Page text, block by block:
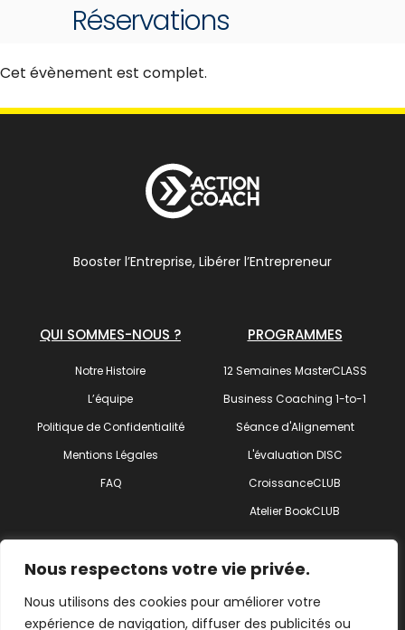
Nous respectons votre vie privée.
Nous utilisons des cookies pour améliorer votre
expérience de navigation, diffuser des publicités ou
Réservations
Cet évènement est complet.
Booster l’Entreprise, Libérer l’Entrepreneur
QUI SOMMES-NOUS ?
Notre Histoire
L’équipe
Politique de Confidentialité
Mentions Légales
FAQ
PROGRAMMES
12 Semaines MasterCLASS
Business Coaching 1-to-1
Séance d'Alignement
L'évaluation DISC
CroissanceCLUB
Atelier BookCLUB